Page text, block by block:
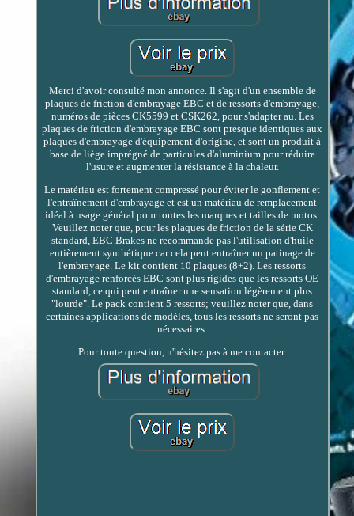
Merci d'avoir consulté mon annonce. Il s'agit d'un ensemble de
plaques de friction d'embrayage EBC et de ressorts d'embrayage,
numéros de pièces CK5599 et CSK262, pour s'adapter au. Les
plaques de friction d'embrayage EBC sont presque identiques aux
plaques d'embrayage d'équipement d'origine, et sont un produit à
base de liège imprégné de particules d'aluminium pour réduire
l'usure et augmenter la résistance à la chaleur.
Le matériau est fortement compressé pour éviter le gonflement et
l'entraînement d'embrayage et est un matériau de remplacement
idéal à usage général pour toutes les marques et tailles de motos.
Veuillez noter que, pour les plaques de friction de la série CK
standard, EBC Brakes ne recommande pas l'utilisation d'huile
entièrement synthétique car cela peut entraîner un patinage de
l'embrayage. Le kit contient 10 plaques (8+2). Les ressorts
d'embrayage renforcés EBC sont plus rigides que les ressorts OE
standard, ce qui peut entraîner une sensation légèrement plus
"lourde". Le pack contient 5 ressorts; veuillez noter que, dans
certaines applications de modèles, tous les ressorts ne seront pas
nécessaires.
Pour toute question, n'hésitez pas à me contacter.